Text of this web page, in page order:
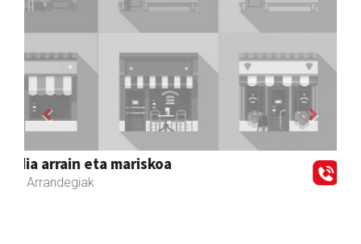
Zizurkilgo Udala
Zizurkil - Udaletxeak
Previous